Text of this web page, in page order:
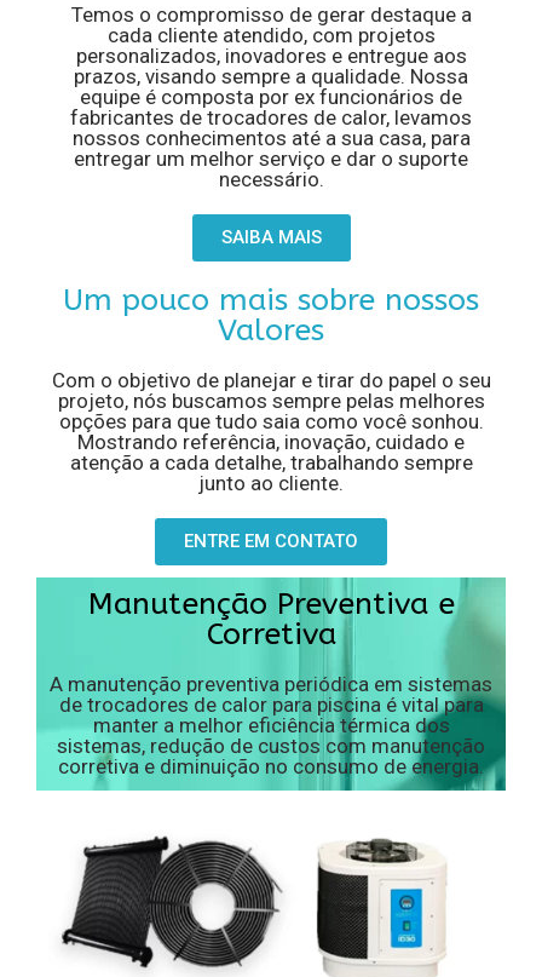
Temos o compromisso de gerar destaque a
cada cliente atendido, com projetos
personalizados, inovadores e entregue aos
prazos, visando sempre a qualidade. Nossa
equipe é composta por ex funcionários de
fabricantes de trocadores de calor, levamos
nossos conhecimentos até a sua casa, para
entregar um melhor serviço e dar o suporte
necessário.
SAIBA MAIS
Um pouco mais sobre nossos
Valores
Com o objetivo de planejar e tirar do papel o seu
projeto, nós buscamos sempre pelas melhores
opções para que tudo saia como você sonhou.
Mostrando referência, inovação, cuidado e
atenção a cada detalhe, trabalhando sempre
junto ao cliente.
ENTRE EM CONTATO
Manutenção Preventiva e
Corretiva
A manutenção preventiva periódica em sistemas
de trocadores de calor para piscina é vital para
manter a melhor eficiência térmica dos
sistemas, redução de custos com manutenção
corretiva e diminuição no consumo de energia.